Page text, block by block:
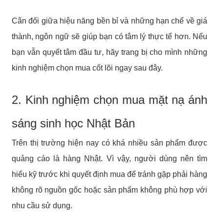
Cân đối giữa hiệu năng bền bỉ và những hạn chế về giá
thành, ngôn ngữ sẽ giúp bạn có tâm lý thực tế hơn. Nếu
bạn vẫn quyết tâm đầu tư, hãy trang bị cho mình những
kinh nghiệm chọn mua cốt lõi ngay sau đây.
2. Kinh nghiệm chọn mua mặt nạ ánh
sáng sinh học Nhật Bản
Trên thị trường hiện nay có khá nhiều sản phẩm được
quảng cáo là hàng Nhật. Vì vậy, người dùng nên tìm
hiểu kỹ trước khi quyết định mua để tránh gặp phải hàng
không rõ nguồn gốc hoặc sản phẩm không phù hợp với
nhu cầu sử dụng.